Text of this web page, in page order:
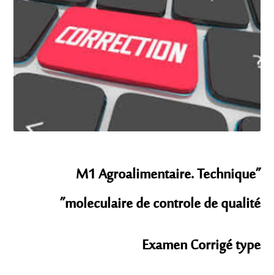
”M1 Agroalimentaire. Technique
moleculaire de controle de qualité”
Examen Corrigé type